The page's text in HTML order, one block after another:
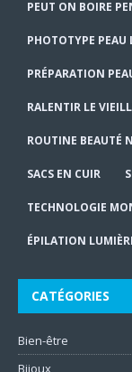
PEUT ON BOIRE
PHOTOTYPE PEAU
PRÉPARATION
RALENTIR LE
ROUTINE BEAUTÉ
SACS EN CUIR
TECHNOLOGIE
ÉPILATION
CATÉGORIES
Bien-être
Bijoux